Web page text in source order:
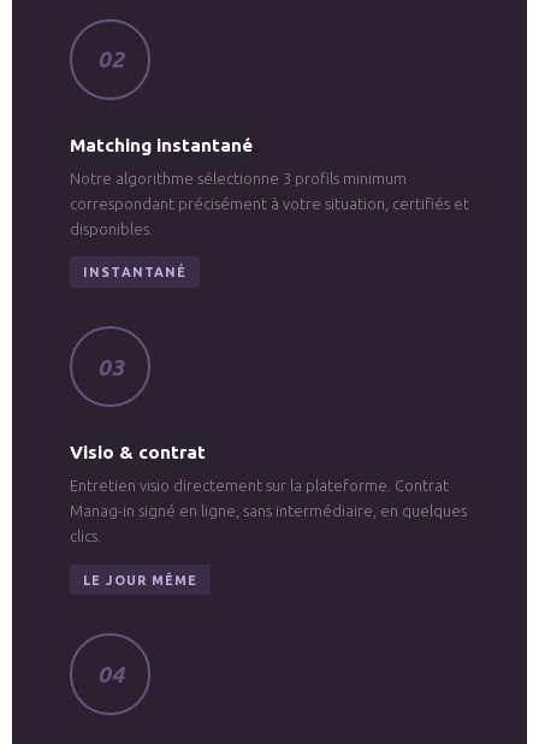
02
Matching instantané
Notre algorithme sélectionne 3 profils minimum
correspondant précisément à votre situation, certifiés et
disponibles.
INSTANTANÉ
03
Visio & contrat
Entretien visio directement sur la plateforme. Contrat
Manag-in signé en ligne, sans intermédiaire, en quelques
clics.
LE JOUR MÊME
04